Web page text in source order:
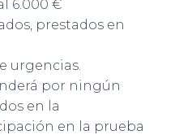
6.000 €
prestados en
urgencias.
por ningún
en la
en la prueba